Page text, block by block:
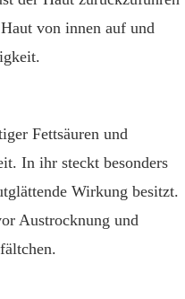
von innen auf und
Fettsäuren und
In ihr steckt besonders
Wirkung besitzt.
Austrocknung und